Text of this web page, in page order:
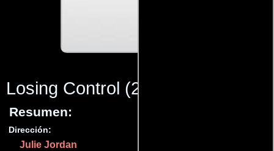
Losing Control (2010)
Resumen:
Dirección:
Julie Jordan